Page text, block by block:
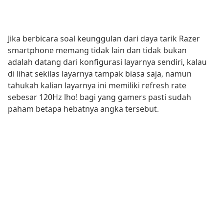
Jika berbicara soal keunggulan dari daya tarik Razer
smartphone memang tidak lain dan tidak bukan
adalah datang dari konfigurasi layarnya sendiri, kalau
di lihat sekilas layarnya tampak biasa saja, namun
tahukah kalian layarnya ini memiliki refresh rate
sebesar 120Hz lho! bagi yang gamers pasti sudah
paham betapa hebatnya angka tersebut.